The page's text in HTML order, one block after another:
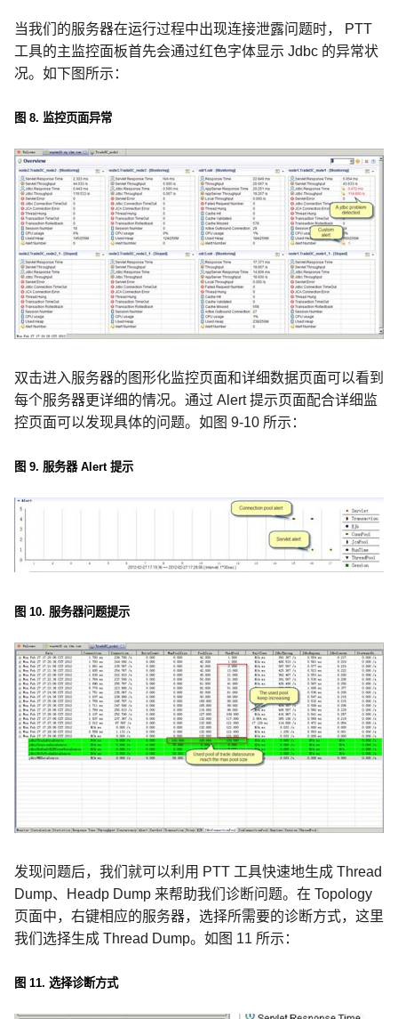
当我们的服务器在运行过程中出现连接泄露问题时，
PTT
工具的主监控面板首先会通过红色字体显示 Jdbc 的异常状
况。如下图所示：
图 8. 监控页面异常
双击进入服务器的图形化监控页面和详细数据页面可以看到
每个服务器更详细的情况。通过 Alert提示页面配合详细监
控页面可以发现具体的问题。如图 9-10 所示：
图 9. 服务器Alert 提示
图 10. 服务器问题提示
发现问题后，我们就可以利用 PTT 工具快速地生成 Thread
Dump、 Headp Dump 来帮助我们诊断问题。在 Topology
页面中，右键相应的服务器，选择所需要的诊断方式，这里
我们选择生成 Thread Dump。如图 11 所示：
图 11. 选择诊断方式